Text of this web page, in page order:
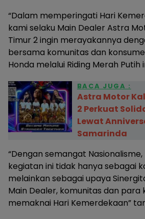
“Dalam memperingati Hari
kami selaku Main Dealer Astra
Timur 2 ingin merayakannya
bersama komunitas dan
Honda melalui Riding Merah Putih
BACA JUGA :
Astra Motor
2 Perkuat
Lewat
Samarinda
“Dengan semangat Nasionalisme,
kegiatan ini tidak hanya sebagai
melainkan sebagai upaya
Main Dealer, komunitas dan para
memaknai Hari Kemerdekaan”